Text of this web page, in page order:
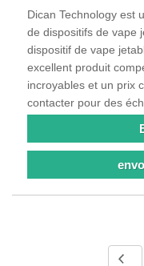
Dican Technology est
de dispositifs de vape
dispositif de vape
excellent produit
incroyables et un prix
contacter pour des